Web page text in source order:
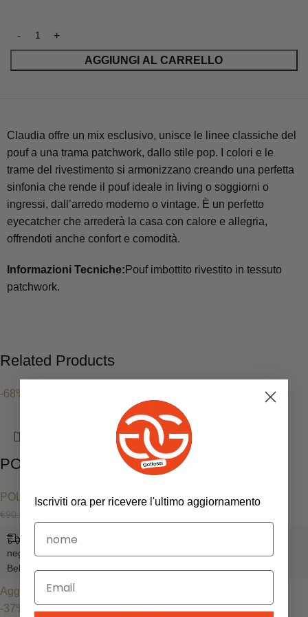
AGGIUNGI AL CARRELLO
Claudia offre un mix esclusivo, unisce le linee classiche del
pouf a una trama patchwork, dallo stile pop. I colori e le
trame del rivestimento si armonizzano creando una perfetta
sinfonia che rende il pouf ideale in living o soggiorni o
ingressi, dall’arredo moderno o vintage. È un perfetto
eyecatcher che arrederà la casa con calore e allegria,
offrendoti anche confort e comodità.
Informazioni Tecniche: Pouf imbottito rivestito in tessuto
patchwork.
Related Products
-68%
POUF IN VELLUTO BEIGE REGIO
POLTRONE E DIVANI
€90.00
consegna gratuita, stimata da Ago 12, 2026 - Ago 21, 2026,
negli Stati Uniti, Italia, Francia, Spagna, Portogallo, Germania,
Belgio, Malta e Regno Unito
Aggiungi al carrello
-37%
Iscriviti ora per ricevere l'ultimo aggiornamento